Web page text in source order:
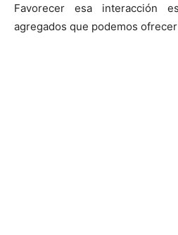
Favorecer esa interacción
agregados que podemos